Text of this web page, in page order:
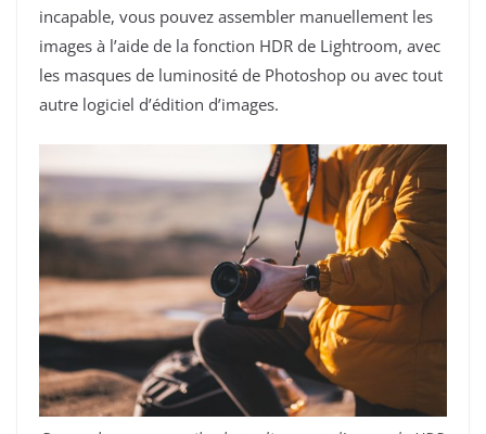
incapable, vous pouvez assembler manuellement les
images à l’aide de la fonction HDR de Lightroom, avec
les masques de luminosité de Photoshop ou avec tout
autre logiciel d’édition d’images.